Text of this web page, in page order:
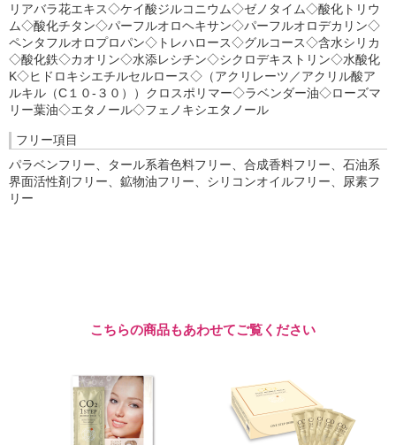
リアバラ花エキス◇ケイ酸ジルコニウム◇ゼノタイム◇酸化トリウ
ム◇酸化チタン◇パーフルオロヘキサン◇パーフルオロデカリン◇
ペンタフルオロプロパン◇トレハロース◇グルコース◇含水シリカ
◇酸化鉄◇カオリン◇水添レシチン◇シクロデキストリン◇水酸化
K◇ヒドロキシエチルセルロース◇（アクリレーツ／アクリル酸ア
ルキル（C１０-３０））クロスポリマー◇ラベンダー油◇ローズマ
リー葉油◇エタノール◇フェノキシエタノール
フリー項目
パラベンフリー、タール系着色料フリー、合成香料フリー、石油系
界面活性剤フリー、鉱物油フリー、シリコンオイルフリー、尿素フ
リー
こちらの商品もあわせてご覧ください